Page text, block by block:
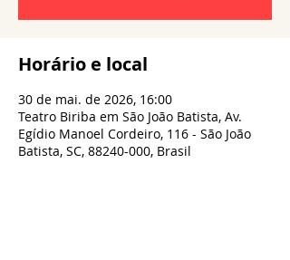
Horário e local
30 de mai. de 2026, 16:00
Teatro Biriba em São João Batista, Av.
Egídio Manoel Cordeiro, 116 - São João
Batista, SC, 88240-000, Brasil